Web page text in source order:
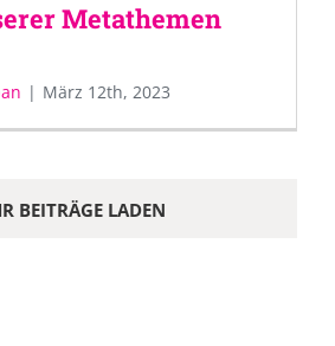
Metathemen
| März 12th, 2023
BEITRÄGE LADEN